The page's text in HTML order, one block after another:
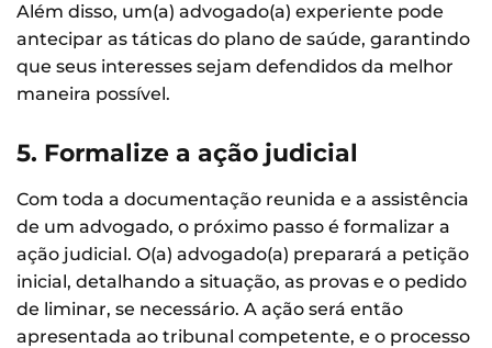
Além disso, um(a) advogado(a) experiente pode
antecipar as táticas do plano de saúde, garantindo
que seus interesses sejam defendidos da melhor
maneira possível.
5. Formalize a ação judicial
Com toda a documentação reunida e a assistência
de um advogado, o próximo passo é formalizar a
ação judicial. O(a) advogado(a) preparará a petição
inicial, detalhando a situação, as provas e o pedido
de liminar, se necessário. A ação será então
apresentada ao tribunal competente, e o processo